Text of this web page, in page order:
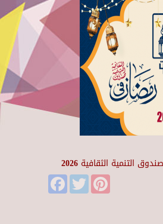
التنمية الثقافية 2026
FacebookTwitter